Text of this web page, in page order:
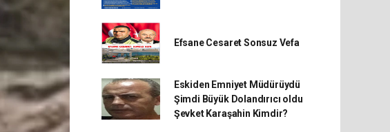
Efsane Cesaret Sonsuz Vefa
Eskiden Emniyet Müdürüydü
Şimdi Büyük Dolandırıcı oldu
Şevket Karaşahin Kimdir?